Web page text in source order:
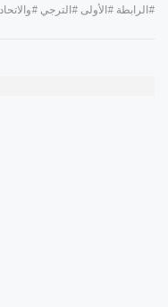
#الرابطة #الأولى #الترجي